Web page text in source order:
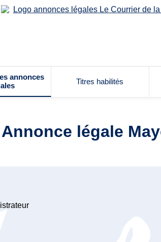
annonces
Titres habilités
Annonce légale